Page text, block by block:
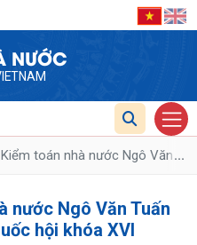
NƯỚC
toán nhà nước Ngô Văn ...
nước Ngô Văn Tuấn
hội khóa XVI